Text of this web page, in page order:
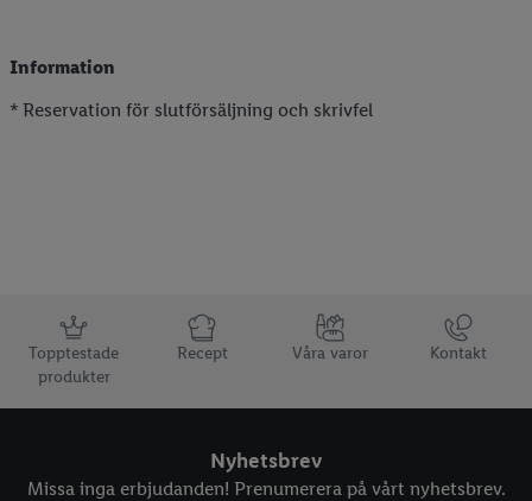
Information
* Reservation för slutförsäljning och skrivfel
Information
Topptestade
produkter
Recept Våra varor Kontakt
Nyhetsbrev
Missa inga erbjudanden! Prenumerera på vårt nyhetsbrev.